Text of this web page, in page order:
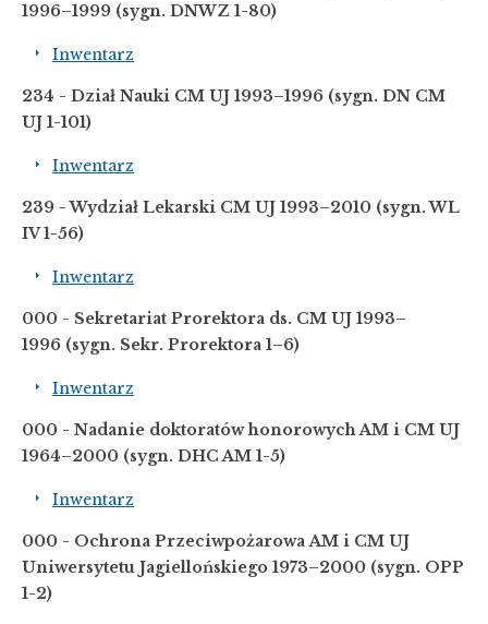
1996–1999 (sygn. DNWZ 1-80)
Inwentarz
234 - Dział Nauki CM UJ 1993–1996 (sygn. DN CM
UJ 1-101)
Inwentarz
239 - Wydział Lekarski CM UJ 1993–2010 (sygn. WL
IV 1-56)
Inwentarz
000 - Sekretariat Prorektora ds. CM UJ 1993–
1996 (sygn. Sekr. Prorektora 1–6)
Inwentarz
000 - Nadanie doktoratów honorowych AM i CM UJ
1964–2000 (sygn. DHC AM 1-5)
Inwentarz
000 - Ochrona Przeciwpożarowa AM i CM UJ
Uniwersytetu Jagiellońskiego 1973–2000 (sygn. OPP
1-2)